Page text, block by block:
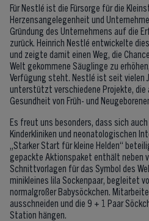
Für Nestlé ist die Fürsorge für die
Herzensangelegenheit und
Gründung des Unternehmens auf die
zurück. Heinrich Nestlé entwickelte
und zeigte damit einen Weg, die
Welt gekommene Säuglinge zu
Verfügung steht. Nestlé ist seit vielen
unterstützt verschiedene Projekte, die
Gesundheit von Früh- und
Es freut uns besonders, dass sich
Kinderkliniken und neonatologischen
„Starker Start für kleine Helden“
gepackte Aktionspaket enthält neben
Schnittvorlagen für das Symbol des
minikleines lila Sockenpaar, begleitet
normalgroßer Babysöckchen.
ausschneiden und die 9 + 1 Paar
Station hängen.